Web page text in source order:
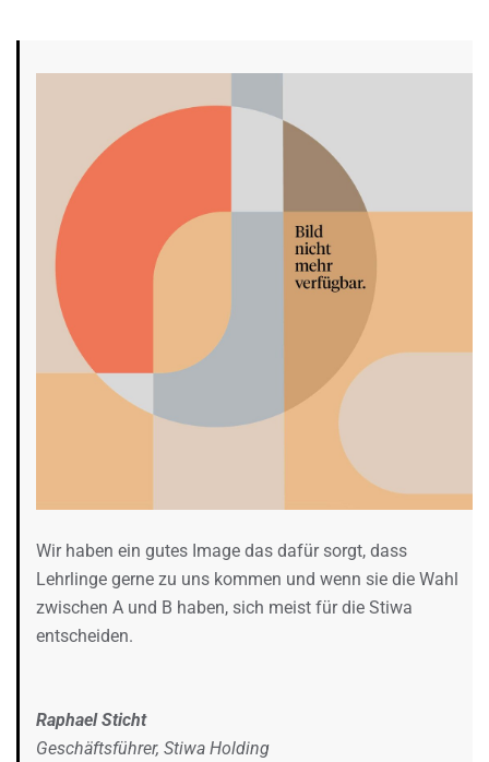
Wir haben ein gutes Image das dafür sorgt, dass
Lehrlinge gerne zu uns kommen und wenn sie die Wahl
zwischen A und B haben, sich meist für die Stiwa
entscheiden.
Raphael Sticht
Geschäftsführer, Stiwa Holding